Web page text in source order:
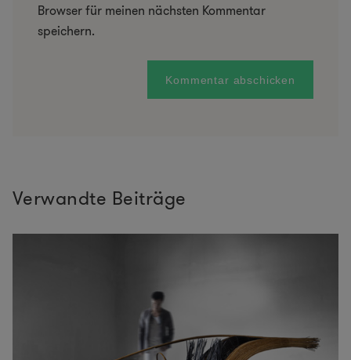
Browser für meinen nächsten Kommentar
speichern.
Verwandte Beiträge